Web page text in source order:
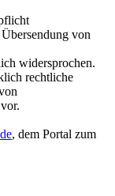
von
widersprochen.
rechtliche
, dem Portal zum